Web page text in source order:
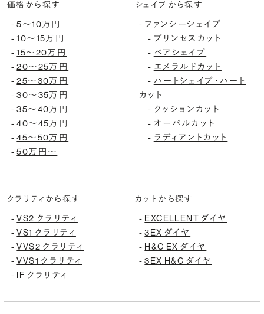
価格から探す
-5〜10万円
-10〜15万円
-15〜20万円
-20〜25万円
-25〜30万円
-30〜35万円
-35〜40万円
-40〜45万円
-45〜50万円
-50万円〜
シェイプから探す
- ファンシーシェイプ
- プリンセスカット
- ペアシェイプ
- エメラルドカット
- ハートシェイプ・ハート
カット
- クッションカット
- オーバルカット
- ラディアントカット
クラリティから探す
-VS2 クラリティ
-VS1 クラリティ
-VVS2 クラリティ
-VVS1 クラリティ
- IF クラリティ
カットから探す
- EXCELLENT ダイヤ
-3EX ダイヤ
- H&C EX ダイヤ
-3EX H&C ダイヤ